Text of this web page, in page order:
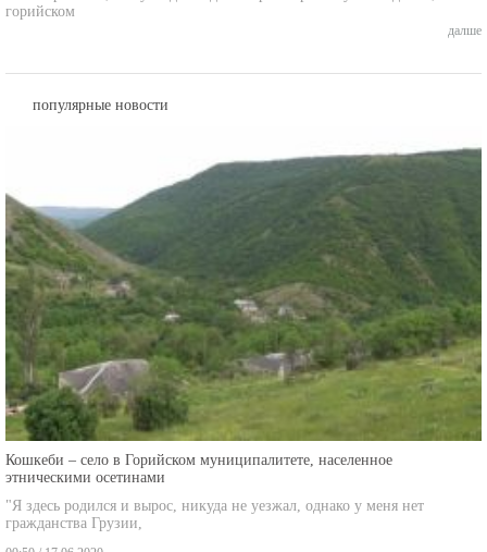
горийском
далше
популярные новости
Кошкеби – село в Горийском муниципалитете, населенное
этническими осетинами
"Я здесь родился и вырос, никуда не уезжал, однако у меня нет
гражданства Грузии,